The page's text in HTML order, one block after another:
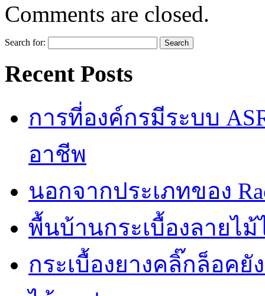
Comments are closed.
Search for:
Recent Posts
การที่องค์กรมีระบบ
อาชีพ
นอกจากประเภทของ
พื้นบ้านกระเบื้องลายไ
กระเบื้องยางคลิ๊กล็อค